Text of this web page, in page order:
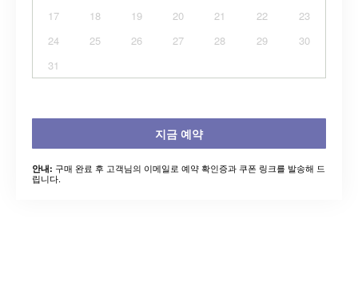
17
18 19 20 21 22
23
24
25 26 27 28 29
30
31
지금 예약
안내: 구매 완료 후 고객님의 이메일로 예약 확인증과 쿠폰 링크를 발송해 드
립니다.